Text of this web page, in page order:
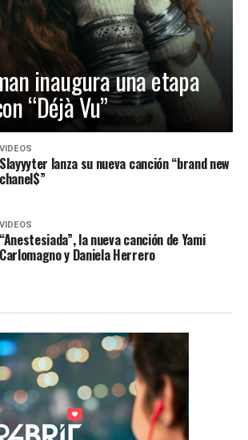
inaugura una etapa
“Déjà Vu”
VIDEOS
Slayyyter lanza su nueva canción “brand new
chanel$”
VIDEOS
“Anestesiada”, la nueva canción de Yami
Carlomagno y Daniela Herrero